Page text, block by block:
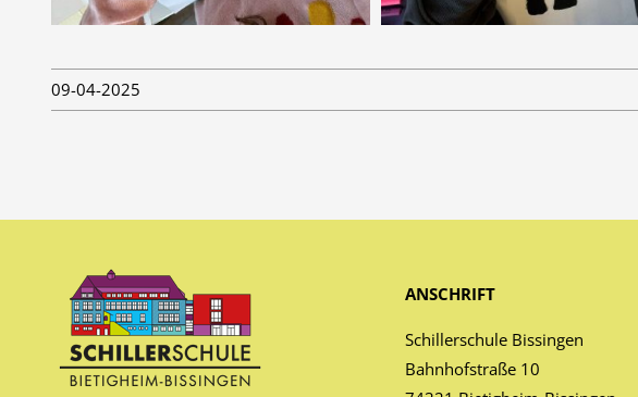
09-04-2025
ANSCHRIFT
Schillerschule Bissingen
Bahnhofstraße 10